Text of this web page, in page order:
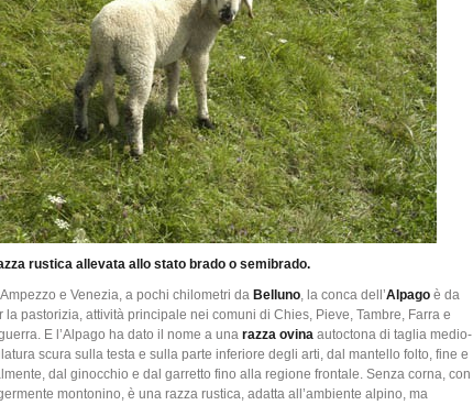
rustica allevata allo stato brado o semibrado.
e Venezia, a pochi chilometri da Belluno, la conca dell’Alpago è da
pastorizia, attività principale nei comuni di Chies, Pieve, Tambre, Farra e
E l’Alpago ha dato il nome a una razza ovina autoctona di taglia medio-
scura sulla testa e sulla parte inferiore degli arti, dal mantello folto, fine e
dal ginocchio e dal garretto fino alla regione frontale. Senza corna, con
montonino, è una razza rustica, adatta all’ambiente alpino, ma